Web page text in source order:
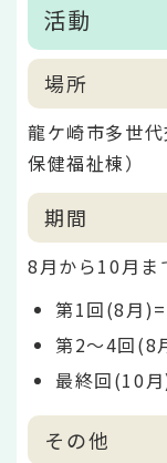
活動
場所
龍ケ崎市多世
保健福祉棟）
期間
8月から10月ま
第1回(8月
第2～4回(8
最終回(10
その他